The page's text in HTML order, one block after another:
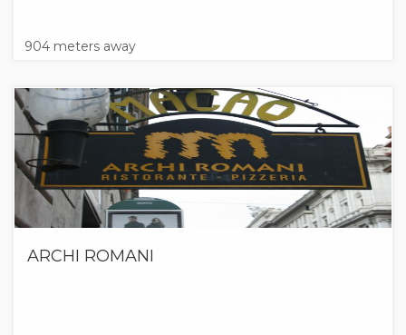
904 meters away
ARCHI ROMANI